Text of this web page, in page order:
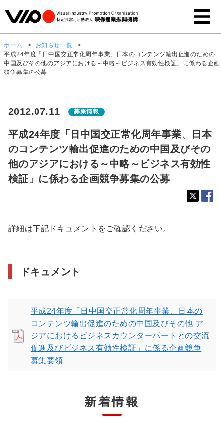
ホーム > お知らせ一覧
>
平成24年度「日中国交正常化周年事業、日本のコンテンツ輸出促進のための
中国及びその他のアジアにおける～中略～ビジネス有効性検証」に係わる企画
競争募集の公募
2012.07.11 募集情報
平成24年度「日中国交正常化周年事業、日本
のコンテンツ輸出促進のための中国及びその
他のアジアにおける～中略～ビジネス有効性
検証」に係わる企画競争募集の公募
詳細は下記ドキュメントをご確認ください。
ドキュメント
平成24年度「日中国交正常化周年事業、日本の
コンテンツ輸出促進のための中国及びその他 ア
ジアにおけるビジネスカウンターパートとの交流
促進及びビジネス有効性検証」に係る企画競争
募集要領
新着情報